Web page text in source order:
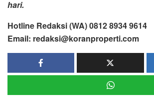
hari.
Hotline Redaksi (WA) 0812 8934 9614
Email: redaksi@koranproperti.com